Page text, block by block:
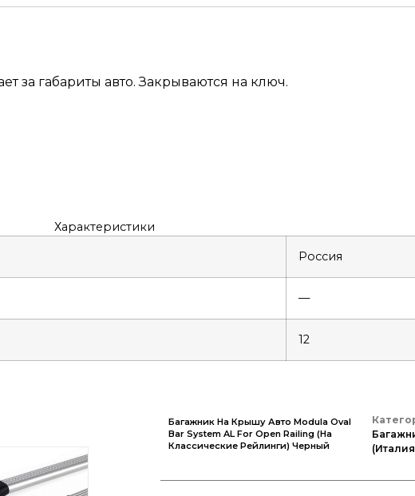
за габариты авто. Закрываются на ключ.
Характеристики
Россия
—
12
Багажник На Крышу Авто Modula Oval
Bar System AL For Open Railing (на
Классические Рейлинги) Черный